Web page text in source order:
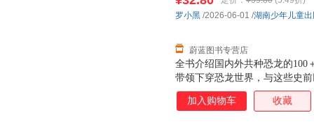
全书介绍国内外共种恐龙的100
带领下穿恐龙世界，与这些史
罗小黑与恐龙猎人对话的方式
属种类等基本知识点，并特设
蔚蓝图书专营店
罗小黑 /2026-06-01 /湖南少年儿童
加入购物车 收藏